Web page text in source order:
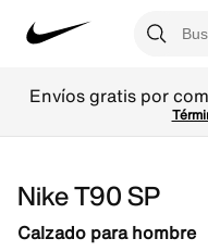
Envíos gratis por
Nike T90 SP
Calzado para hombre